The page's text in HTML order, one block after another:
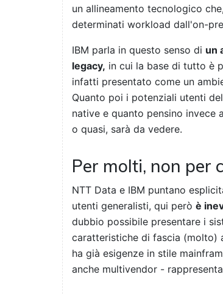
un allineamento tecnologico
determinati workload dall'on-
IBM parla in questo senso di un
legacy, in cui la base di tutto è
infatti presentato come un
Quanto poi i potenziali utenti
native e quanto pensino
o quasi, sarà da vedere.
Per molti, non per
NTT Data e IBM puntano
utenti generalisti, qui però è
dubbio possibile presentare i
caratteristiche di fascia (molto)
ha già esigenze in stile
anche multivendor -